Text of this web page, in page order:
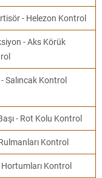
- Helezon Kontrol
- Aks Körük
Salıncak Kontrol
- Rot Kolu Kontrol
Kontrol
Hortumları Kontrol